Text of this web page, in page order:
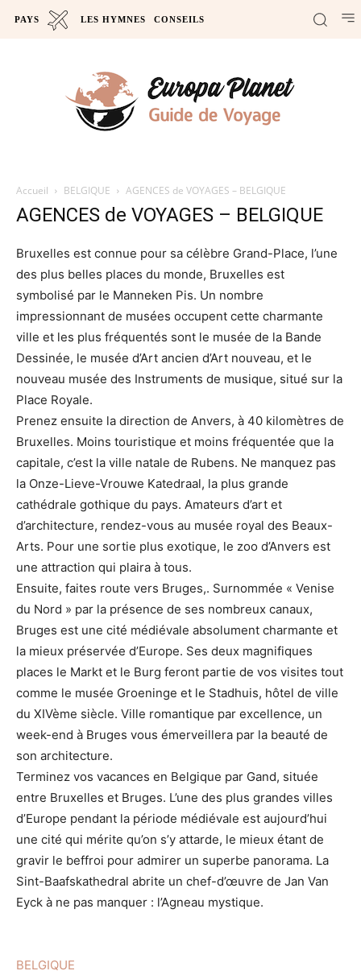
PAYS LES HYMNES CONSEILS
Accueil BELGIQUE AGENCES de VOYAGES – BELGIQUE
AGENCES de VOYAGES – BELGIQUE
Bruxelles est connue pour sa célèbre Grand-Place, l’une
des plus belles places du monde, Bruxelles est
symbolisé par le Manneken Pis. Un nombre
impressionnant de musées occupent cette charmante
ville et les plus fréquentés sont le musée de la Bande
Dessinée, le musée d’Art ancien d’Art nouveau, et le
nouveau musée des Instruments de musique, situé sur la
Place Royale.
Prenez ensuite la direction de Anvers, à 40 kilomètres de
Bruxelles. Moins touristique et moins fréquentée que la
capitale, c’est la ville natale de Rubens. Ne manquez pas
la Onze-Lieve-Vrouwe Katedraal, la plus grande
cathédrale gothique du pays. Amateurs d’art et
d’architecture, rendez-vous au musée royal des Beaux-
Arts. Pour une sortie plus exotique, le zoo d’Anvers est
une attraction qui plaira à tous.
Ensuite, faites route vers Bruges,. Surnommée « Venise
du Nord » par la présence de ses nombreux canaux,
Bruges est une cité médiévale absolument charmante et
la mieux préservée d’Europe. Ses deux magnifiques
places le Markt et le Burg feront partie de vos visites tout
comme le musée Groeninge et le Stadhuis, hôtel de ville
du XIVème siècle. Ville romantique par excellence, un
week-end à Bruges vous émerveillera par la beauté de
son architecture.
Terminez vos vacances en Belgique par Gand, située
entre Bruxelles et Bruges. L’une des plus grandes villes
d’Europe pendant la période médiévale est aujourd’hui
une cité qui mérite qu’on s’y attarde, le mieux étant de
gravir le beffroi pour admirer un superbe panorama. La
Sint-Baafskathedral abrite un chef-d’œuvre de Jan Van
Eyck à ne pas manquer : l’Agneau mystique.
BELGIQUE